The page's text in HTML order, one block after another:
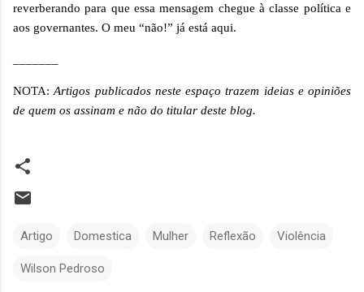
reverberando para que essa mensagem chegue à classe política e
aos governantes. O meu “não!” já está aqui.
NOTA:Artigos publicados neste espaço trazem ideias e opiniões
de quem os assinam e não do titular deste blog.
Artigo Domestica Mulher Reflexão Violência
Wilson Pedroso